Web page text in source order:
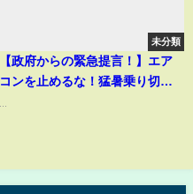
未分類
【政府からの緊急提言！】エア
コンを止めるな！猛暑乗り切る